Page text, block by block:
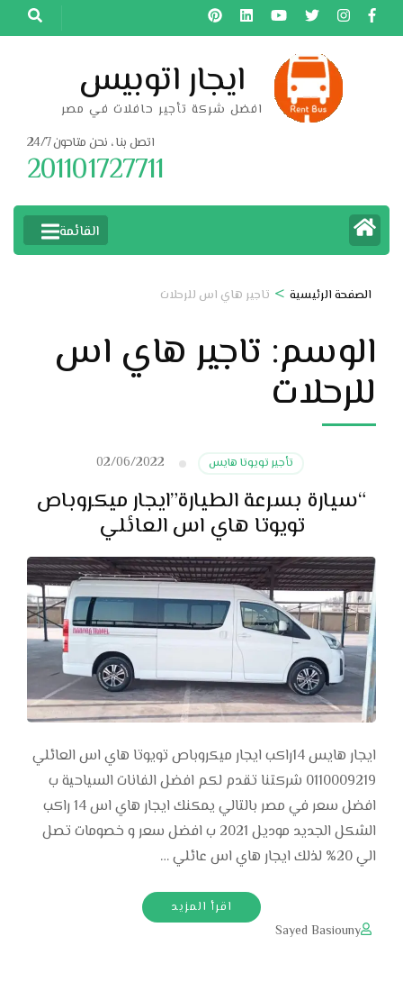
تخطى
إلى
ايجار اتوبيس
افضل شركة تأجير حافلات في مصر
اتصل بنا ، نحن متاحون 24/7
201101727711
القائمة
الصفحة الرئيسية > تاجير هاي اس للرحلات
الوسم: تاجير هاي اس
للرحلات
تأجير تويوتا هايس 02/06/2022
“سيارة بسرعة الطيارة”ايجار ميكروباص
تويوتا هاي اس العائلي
ايجار هايس 14راكب ايجار ميكروباص تويوتا هاي اس العائلي
0110009219 شركتنا تقدم لكم افضل الفانات السياحية ب
افضل سعر في مصر بالتالي يمكنك ايجار هاي اس 14 راكب
الشكل الجديد موديل 2021 ب افضل سعر و خصومات تصل
الي 20% لذلك ايجار هاي اس عائلي …
اقرأ المزيد
Sayed Basiouny